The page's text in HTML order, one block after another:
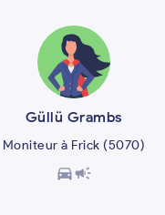
Güllü Grambs
Moniteur à Frick (5070)
directions_carcampaign